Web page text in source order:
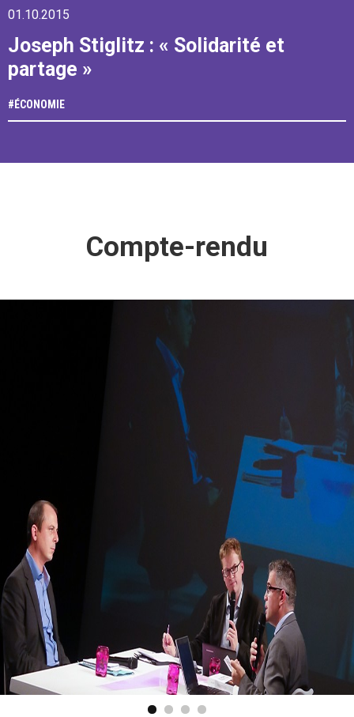
01.10.2015
Joseph Stiglitz : « Solidarité et
partage »
# ÉCONOMIE
Compte-rendu